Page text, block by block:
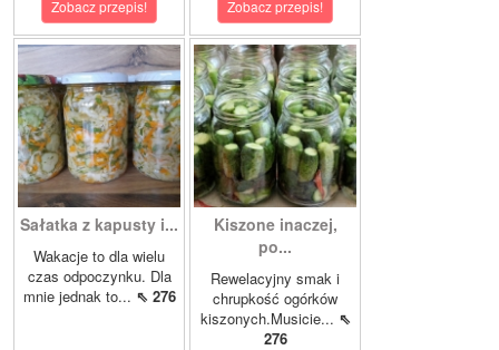
Zobacz przepis! Zobacz przepis!
Sałatka z kapusty i...
Wakacje to dla wielu
czas odpoczynku. Dla
mnie jednak to... ⇖ 276
Kiszone inaczej,
po...
Rewelacyjny smak i
chrupkość ogórków
kiszonych.Musicie... ⇖
276